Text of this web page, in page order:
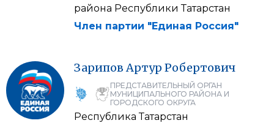
района Республики Татарстан
Член партии "Единая Россия"
Зарипов Артур Робертович
ПРЕДСТАВИТЕЛЬНЫЙ ОРГАН
МУНИЦИПАЛЬНОГО РАЙОНА И
ГОРОДСКОГО ОКРУГА
Республика Татарстан